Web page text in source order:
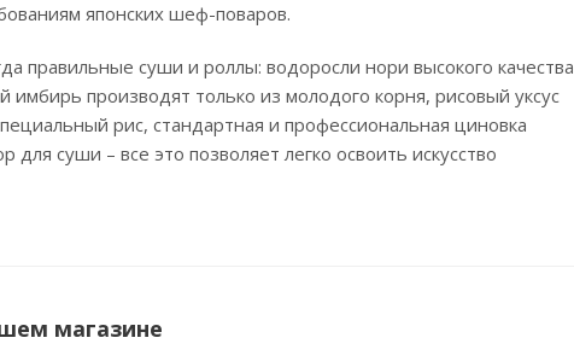
японских шеф-поваров.
правильные суши и роллы: водоросли нори высокого качества
имбирь производят только из молодого корня, рисовый уксус
рис, стандартная и профессиональная циновка
для суши – все это позволяет легко освоить искусство
магазине